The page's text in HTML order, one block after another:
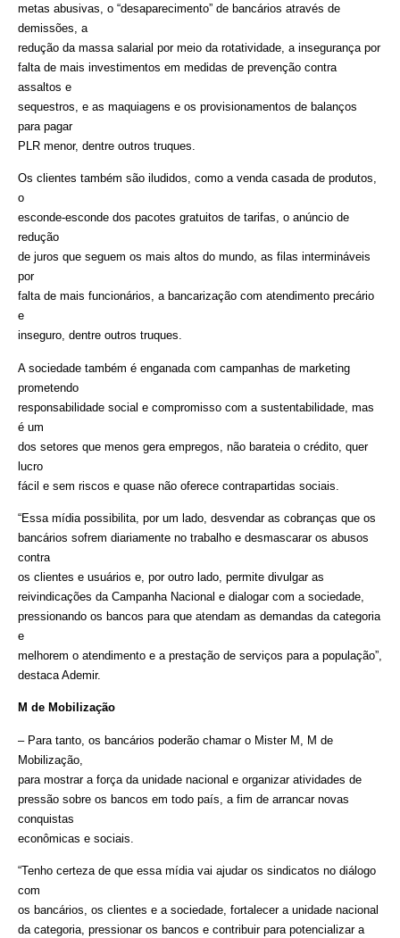
metas abusivas, o “desaparecimento” de bancários através de
demissões, a
redução da massa salarial por meio da rotatividade, a insegurança por
falta de mais investimentos em medidas de prevenção contra
assaltos e
sequestros, e as maquiagens e os provisionamentos de balanços
para pagar
PLR menor, dentre outros truques.
Os clientes também são iludidos, como a venda casada de produtos,
o
esconde-esconde dos pacotes gratuitos de tarifas, o anúncio de
redução
de juros que seguem os mais altos do mundo, as filas intermináveis
por
falta de mais funcionários, a bancarização com atendimento precário
e
inseguro, dentre outros truques.
A sociedade também é enganada com campanhas de marketing
prometendo
responsabilidade social e compromisso com a sustentabilidade, mas
é um
dos setores que menos gera empregos, não barateia o crédito, quer
lucro
fácil e sem riscos e quase não oferece contrapartidas sociais.
“Essa mídia possibilita, por um lado, desvendar as cobranças que os
bancários sofrem diariamente no trabalho e desmascarar os abusos
contra
os clientes e usuários e, por outro lado, permite divulgar as
reivindicações da Campanha Nacional e dialogar com a sociedade,
pressionando os bancos para que atendam as demandas da categoria
e
melhorem o atendimento e a prestação de serviços para a população”,
destaca Ademir.
M de Mobilização
– Para tanto, os bancários poderão chamar o Mister M, M de
Mobilização,
para mostrar a força da unidade nacional e organizar atividades de
pressão sobre os bancos em todo país, a fim de arrancar novas
conquistas
econômicas e sociais.
“Tenho certeza de que essa mídia vai ajudar os sindicatos no diálogo
com
os bancários, os clientes e a sociedade, fortalecer a unidade nacional
da categoria, pressionar os bancos e contribuir para potencializar a